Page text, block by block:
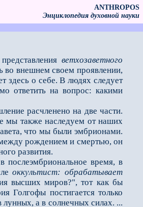
ANTHROPOS
Энциклопедия духовной науки
ветхозаветного
во внешнем своeм проявлении,
здесь о себе. В людях следует
ответить на вопрос: какими
расчленено на две части.
мы также наследуем от наших
что мы были эмбрионами.
между рождением и смертью, он
развития.
время, в
оккультист: обрабатывает
высших миров?", тот как бы
Голгофы постигается только
а в солнечных силах. ...